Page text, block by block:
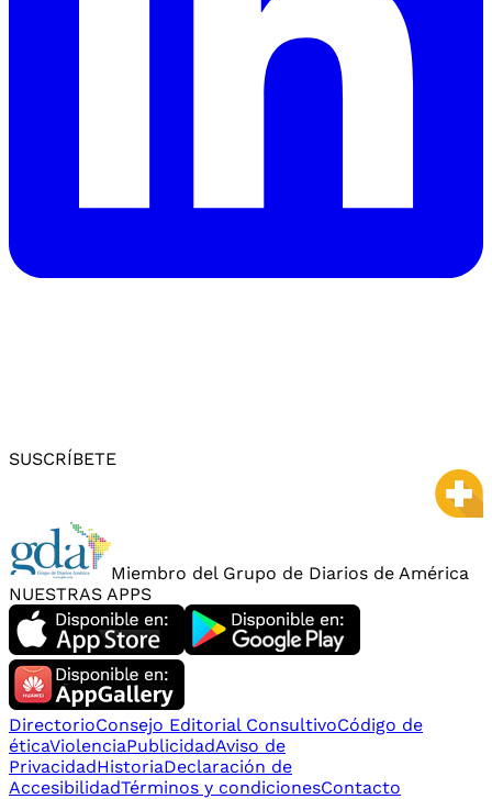
SUSCRÍBETE
Miembro del Grupo de Diarios de América
NUESTRAS APPS
DirectorioConsejo Editorial ConsultivoCódigo de
éticaViolenciaPublicidadAviso de
PrivacidadHistoriaDeclaración de
AccesibilidadTérminos y condicionesContacto